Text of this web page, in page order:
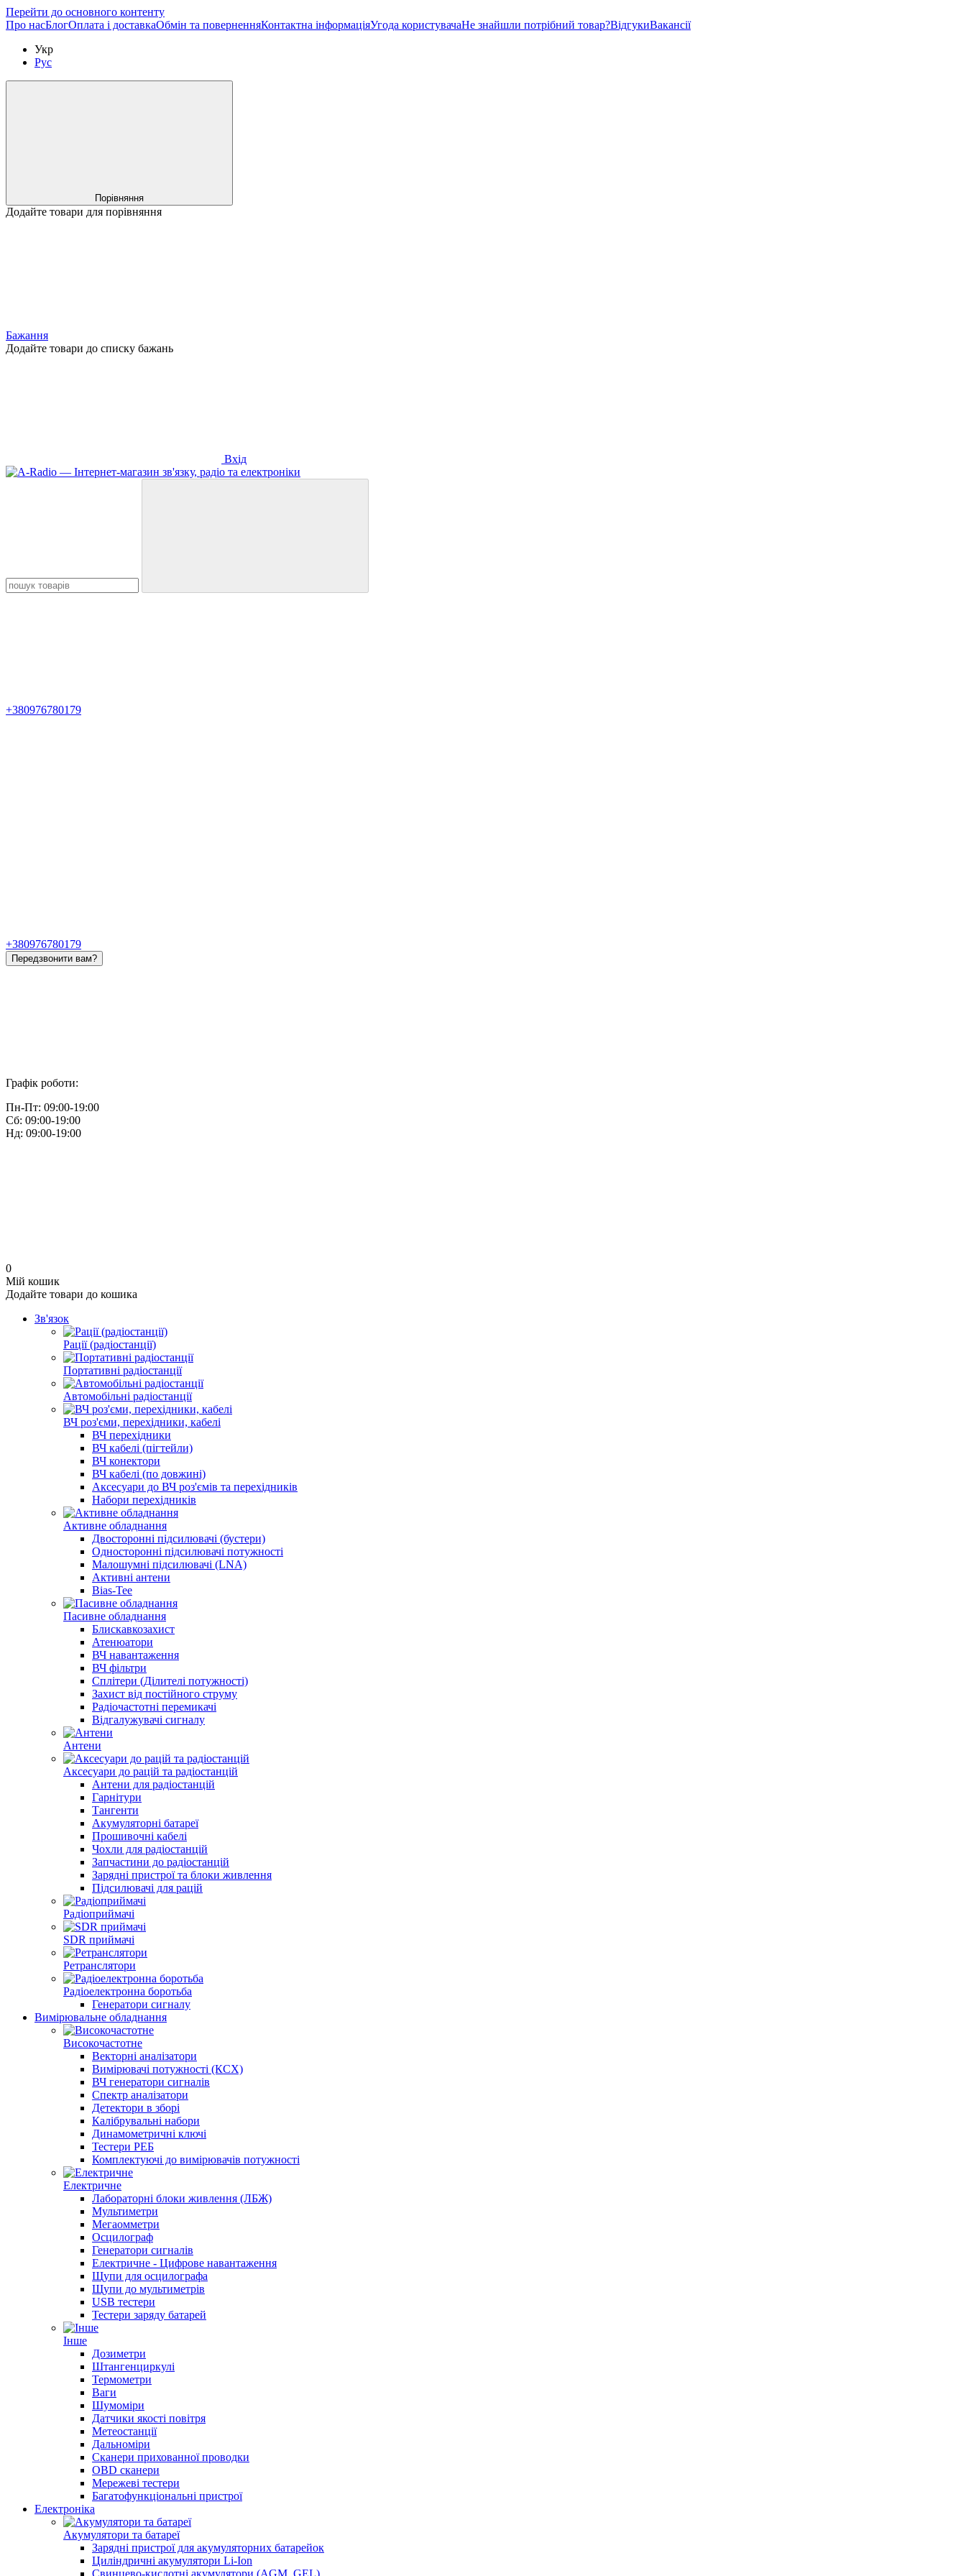
Перейти до основного контенту
Про насБлогОплата і доставкаОбмін та поверненняКонтактна інформаціяУгода користувачаНе знайшли потрібний товар?ВідгукиВакансії
Укр
Рус
Порівняння
Додайте товари для порівняння
Бажання
Додайте товари до списку бажань
Вхід
+380976780179
+380976780179
Передзвонити вам?
Графік роботи:
Пн-Пт: 09:00-19:00
Сб: 09:00-19:00
Нд: 09:00-19:00
0
Мій кошик
Додайте товари до кошика
Зв'язок
Рації (радіостанції)
Портативні радіостанції
Автомобільні радіостанції
ВЧ роз'єми, перехідники, кабелі
ВЧ перехідники
ВЧ кабелі (пігтейли)
ВЧ конектори
ВЧ кабелі (по довжині)
Аксесуари до ВЧ роз'ємів та перехідників
Набори перехідників
Активне обладнання
Двосторонні підсилювачі (бустери)
Односторонні підсилювачі потужності
Малошумні підсилювачі (LNA)
Активні антени
Bias-Tee
Пасивне обладнання
Блискавкозахист
Атенюатори
ВЧ навантаження
ВЧ фільтри
Сплітери (Ділителі потужності)
Захист від постійного струму
Радіочастотні перемикачі
Відгалужувачі сигналу
Антени
Аксесуари до рацій та радіостанцій
Антени для радіостанцій
Гарнітури
Тангенти
Акумуляторні батареї
Прошивочні кабелі
Чохли для радіостанцій
Запчастини до радіостанцій
Зарядні пристрої та блоки живлення
Підсилювачі для рацій
Радіоприймачі
SDR приймачі
Ретранслятори
Радіоелектронна боротьба
Генератори сигналу
Вимірювальне обладнання
Високочастотне
Векторні аналізатори
Вимірювачі потужності (КСХ)
ВЧ генератори сигналів
Спектр аналізатори
Детектори в зборі
Калібрувальні набори
Динамометричні ключі
Тестери РЕБ
Комплектуючі до вимірювачів потужності
Електричне
Лабораторні блоки живлення (ЛБЖ)
Мультиметри
Мегаомметри
Осцилограф
Генератори сигналів
Електричне - Цифрове навантаження
Щупи для осцилографа
Щупи до мультиметрів
USB тестери
Тестери заряду батарей
Інше
Дозиметри
Штангенциркулі
Термометри
Ваги
Шумоміри
Датчики якості повітря
Метеостанції
Дальноміри
Сканери прихованної проводки
OBD сканери
Мережеві тестери
Багатофункціональні пристрої
Електроніка
Акумулятори та батареї
Зарядні пристрої для акумуляторних батарейок
Циліндричні акумулятори Li-Ion
Свинцево-кислотні акумулятори (AGM, GEL)